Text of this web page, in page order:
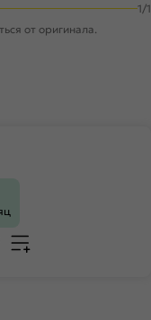
1/1
от оригинала.